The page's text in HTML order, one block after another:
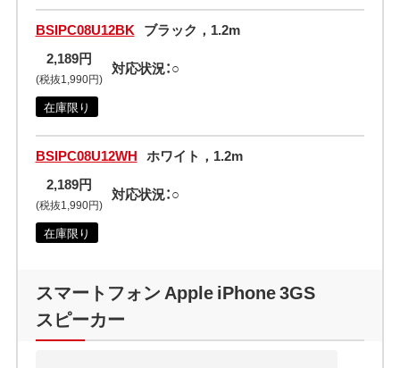
BSIPC08U12BK ブラック，1.2m
2,189円
(税抜1,990円)
対応状況：○
在庫限り
BSIPC08U12WH ホワイト，1.2m
2,189円
(税抜1,990円)
対応状況：○
在庫限り
スマートフォン Apple iPhone 3GS
スピーカー